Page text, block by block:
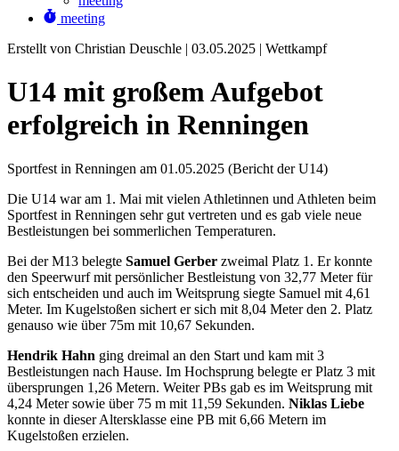
meeting
Erstellt von Christian Deuschle | 03.05.2025 | Wettkampf
U14 mit großem Aufgebot
erfolgreich in Renningen
Sportfest in Renningen am 01.05.2025 (Bericht der U14)
Die U14 war am 1. Mai mit vielen Athletinnen und Athleten beim
Sportfest in Renningen sehr gut vertreten und es gab viele neue
Bestleistungen bei sommerlichen Temperaturen.
Bei der M13 belegte Samuel Gerber zweimal Platz 1. Er konnte
den Speerwurf mit persönlicher Bestleistung von 32,77 Meter für
sich entscheiden und auch im Weitsprung siegte Samuel mit 4,61
Meter. Im Kugelstoßen sichert er sich mit 8,04 Meter den 2. Platz
genauso wie über 75m mit 10,67 Sekunden.
Hendrik Hahn ging dreimal an den Start und kam mit 3
Bestleistungen nach Hause. Im Hochsprung belegte er Platz 3 mit
übersprungen 1,26 Metern. Weiter PBs gab es im Weitsprung mit
4,24 Meter sowie über 75 m mit 11,59 Sekunden. Niklas Liebe
konnte in dieser Altersklasse eine PB mit 6,66 Metern im
Kugelstoßen erzielen.